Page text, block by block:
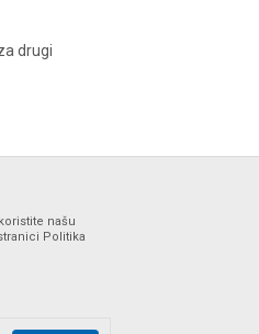
drugi
našu
Politika